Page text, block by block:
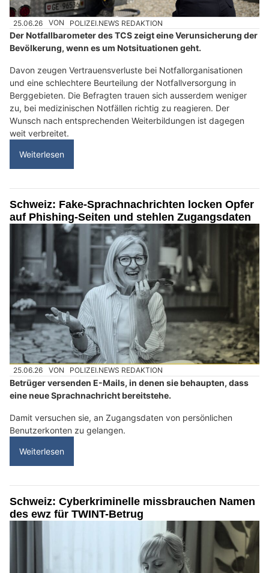
25.06.26 VON POLIZEI.NEWS REDAKTION
Der Notfallbarometer des TCS zeigt eine Verunsicherung der
Bevölkerung, wenn es um Notsituationen geht.
Davon zeugen Vertrauensverluste bei Notfallorganisationen
und eine schlechtere Beurteilung der Notfallversorgung in
Berggebieten. Die Befragten trauen sich ausserdem weniger
zu, bei medizinischen Notfällen richtig zu reagieren. Der
Wunsch nach entsprechenden Weiterbildungen ist dagegen
weit verbreitet.
Weiterlesen
Schweiz: Fake-Sprachnachrichten locken Opfer
auf Phishing-Seiten und stehlen Zugangsdaten
25.06.26 VON POLIZEI.NEWS REDAKTION
Betrüger versenden E-Mails, in denen sie behaupten, dass
eine neue Sprachnachricht bereitstehe.
Damit versuchen sie, an Zugangsdaten von persönlichen
Benutzerkonten zu gelangen.
Weiterlesen
Schweiz: Cyberkriminelle missbrauchen Namen
des ewz für TWINT-Betrug